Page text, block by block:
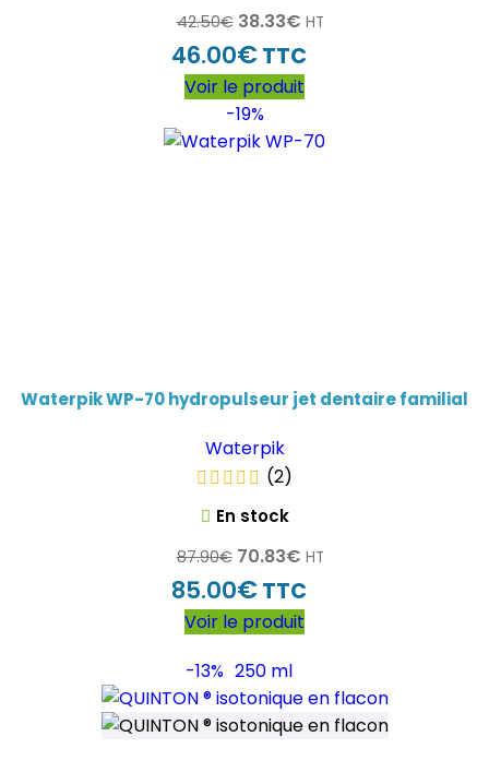
42.50€ 38.33€ HT
46.00€TTC
Voir le produit
-19%
Waterpik WP-70 hydropulseur jet dentaire familial
Waterpik
(2)
En stock
87.90€ 70.83€ HT
85.00€TTC
Voir le produit
-13% 250 ml